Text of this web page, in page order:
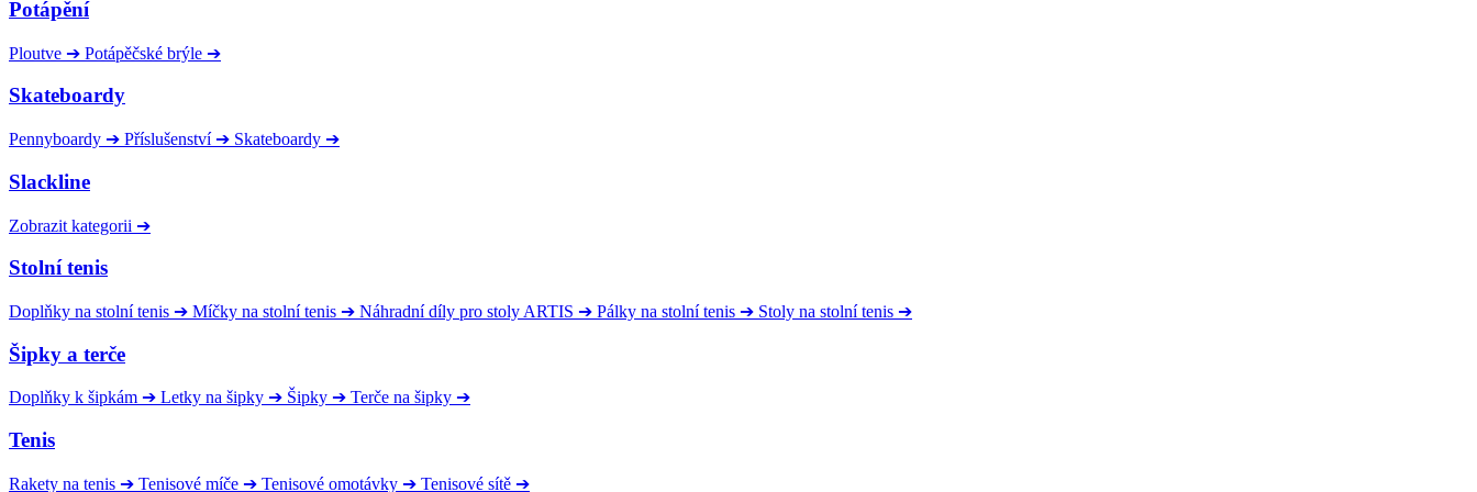
Potápění
Ploutve ➔ Potápěčské brýle ➔
Skateboardy
Pennyboardy ➔ Příslušenství ➔ Skateboardy ➔
Slackline
Zobrazit kategorii ➔
Stolní tenis
Doplňky na stolní tenis ➔ Míčky na stolní tenis ➔ Náhradní díly pro stoly ARTIS ➔ Pálky na stolní tenis ➔ Stoly na stolní tenis ➔
Šipky a terče
Doplňky k šipkám ➔ Letky na šipky ➔ Šipky ➔ Terče na šipky ➔
Tenis
Rakety na tenis ➔ Tenisové míče ➔ Tenisové omotávky ➔ Tenisové sítě ➔